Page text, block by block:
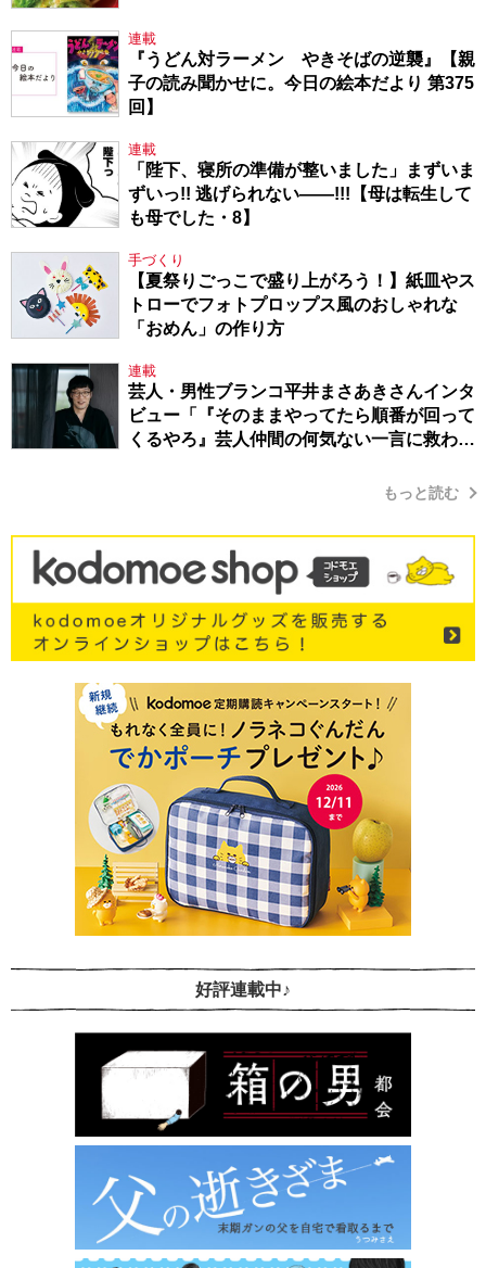
連載
『うどん対ラーメン やきそばの逆襲』【親
子の読み聞かせに。今日の絵本だより 第375
回】
連載
「陛下、寝所の準備が整いました」まずいま
ずいっ!! 逃げられない――!!!【母は転生して
も母でした・8】
手づくり
【夏祭りごっこで盛り上がろう！】紙皿やス
トローでフォトプロップス風のおしゃれな
「おめん」の作り方
連載
芸人・男性ブランコ平井まさあきさんインタ
ビュー「『そのままやってたら順番が回って
くるやろ』芸人仲間の何気ない一言に救われ
もっと読む
好評連載中♪